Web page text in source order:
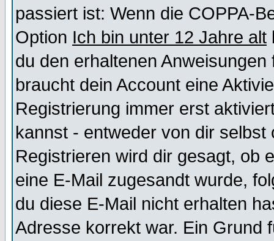
passiert ist: Wenn die COPPA-
Option Ich bin unter 12 Jahre alt
du den erhaltenen
braucht dein Account eine
Registrierung immer erst
kannst - entweder von dir selbst
Registrieren wird dir gesagt, ob
eine E-Mail zugesandt wurde,
du diese E-Mail nicht erhalten
Adresse korrekt war. Ein Grund